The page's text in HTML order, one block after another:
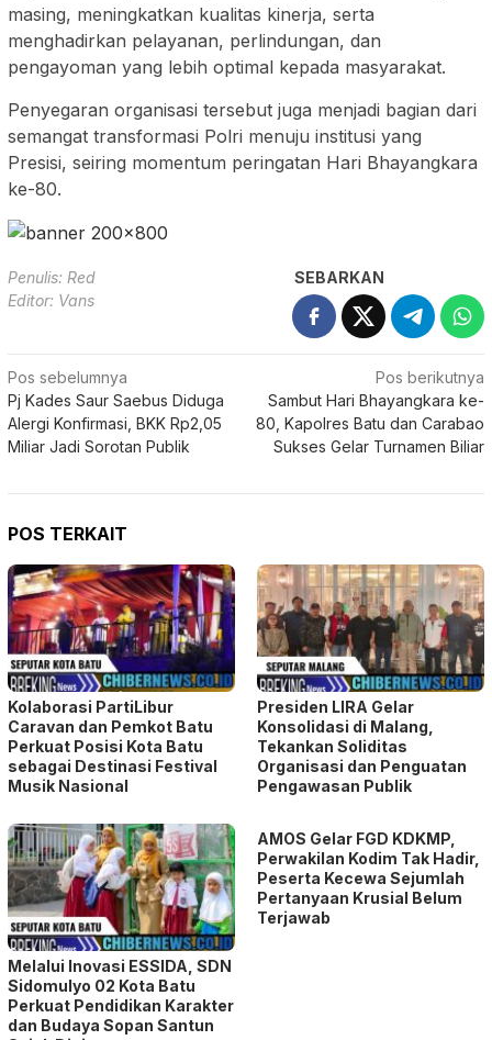
masing, meningkatkan kualitas kinerja, serta
menghadirkan pelayanan, perlindungan, dan
pengayoman yang lebih optimal kepada masyarakat.
Penyegaran organisasi tersebut juga menjadi bagian dari
semangat transformasi Polri menuju institusi yang
Presisi, seiring momentum peringatan Hari Bhayangkara
ke-80.
Penulis: Red
Editor: Vans
SEBARKAN
Navigasi
pos
Pos sebelumnya
Pj Kades Saur Saebus Diduga
Alergi Konfirmasi, BKK Rp2,05
Miliar Jadi Sorotan Publik
Pos berikutnya
Sambut Hari Bhayangkara ke-
80, Kapolres Batu dan Carabao
Sukses Gelar Turnamen Biliar
POS TERKAIT
Kolaborasi PartiLibur
Caravan dan Pemkot Batu
Perkuat Posisi Kota Batu
sebagai Destinasi Festival
Musik Nasional
Presiden LIRA Gelar
Konsolidasi di Malang,
Tekankan Soliditas
Organisasi dan Penguatan
Pengawasan Publik
Melalui Inovasi ESSIDA, SDN
Sidomulyo 02 Kota Batu
Perkuat Pendidikan Karakter
dan Budaya Sopan Santun
AMOS Gelar FGD KDKMP,
Perwakilan Kodim Tak Hadir,
Peserta Kecewa Sejumlah
Pertanyaan Krusial Belum
Terjawab